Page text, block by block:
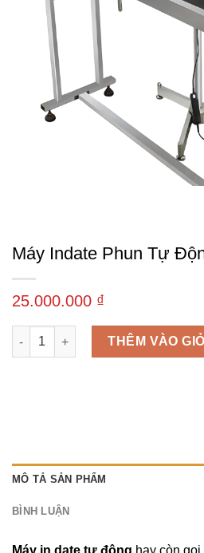
Máy Indate Phun Tự
25.000.000 ₫
Máy indate phun tự động số lượng
THÊM VÀO
MÔ TẢ SẢN PHẨM
BÌNH LUẬN